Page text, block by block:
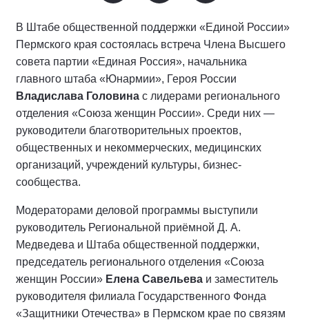
В Штабе общественной поддержки «Единой России»
Пермского края состоялась встреча Члена Высшего
совета партии «Единая Россия», начальника
главного штаба «Юнармии», Героя России
Владислава Головина с лидерами регионального
отделения «Союза женщин России». Среди них —
руководители благотворительных проектов,
общественных и некоммерческих, медицинских
организаций, учреждений культуры, бизнес-
сообщества.
Модераторами деловой программы выступили
руководитель Региональной приёмной Д. А.
Медведева и Штаба общественной поддержки,
председатель регионального отделения «Союза
женщин России» Елена Савельева и заместитель
руководителя филиала Государственного Фонда
«Защитники Отечества» в Пермском крае по связям